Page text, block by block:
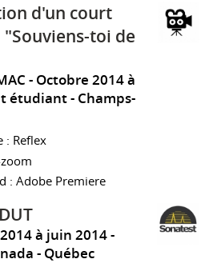
d'un court
toi de
Octobre 2014 à
étudiant
Champs-
: Reflex
: Adobe Premiere
à juin 2014
- Québec